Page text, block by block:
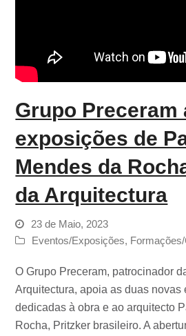
Grupo Preceram
exposições de
Mendes da
da Arquitectura
23 de Maio, 2023
Eventos/Exposições,
O Grupo Preceram, patrocinador
Arquitectura, apoia as duas novas
dedicadas à obra e ao arquitecto
Rocha, Pritzker brasileiro. A